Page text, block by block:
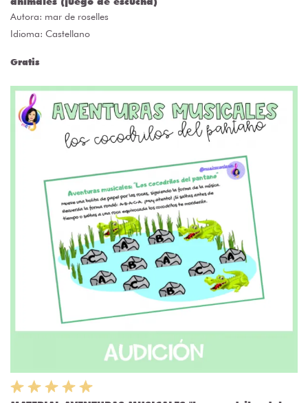
Autora: mar de roselles
Idioma: Castellano
Gratis